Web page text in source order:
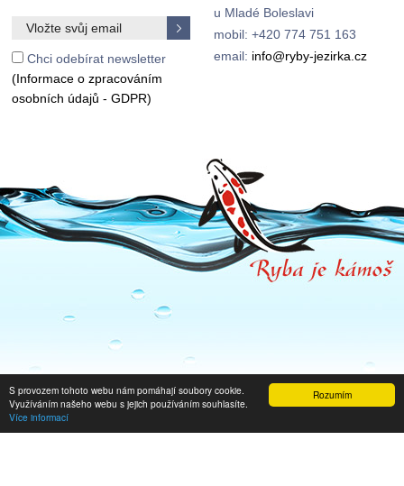
Rozumím
S provozem tohoto webu nám pomáhají soubory cookie.
Využíváním našeho webu s jejich používáním souhlasíte.
Více informací
Chci odebírat newsletter
(Informace o zpracováním
osobních údajů - GDPR)
u Mladé Boleslavi
mobil: +420 774 751 163
email: info@ryby-jezirka.cz